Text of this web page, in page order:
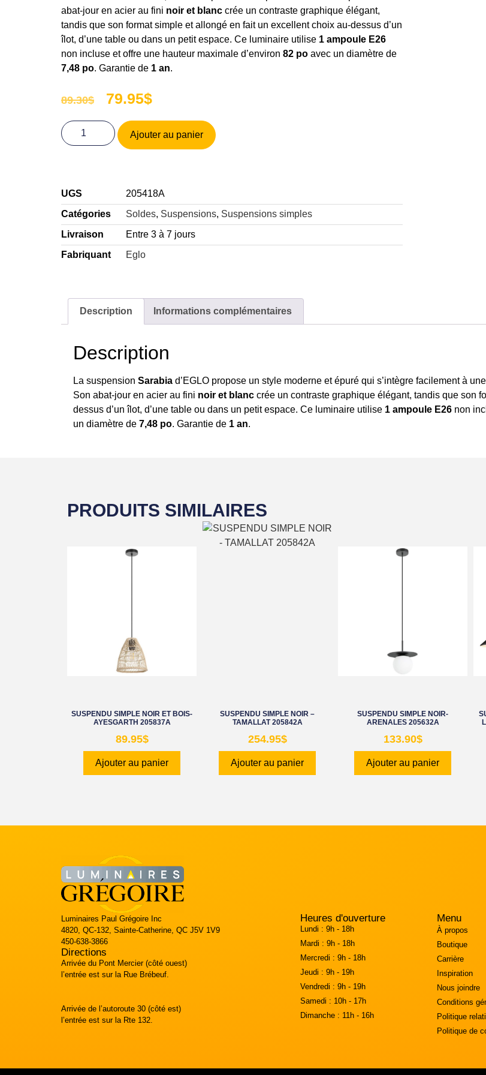
abat-jour en acier au fini noir et blanc crée un contraste graphique élégant,
tandis que son format simple et allongé en fait un excellent choix au-dessus d’un
îlot, d’une table ou dans un petit espace. Ce luminaire utilise 1 ampoule E26
non incluse et offre une hauteur maximale d’environ 82 po avec un diamètre de
7,48 po. Garantie de 1 an.
89.30$ 79.95$
Ajouter au panier
UGS
205418A
Catégories
Soldes, Suspensions, Suspensions simples
Livraison
Entre 3 à 7 jours
Fabriquant
Eglo
Description Informations complémentaires
Description
La suspension Sarabia d’EGLO propose un style moderne et épuré qui s’intègre facilement à
Son abat-jour en acier au fini noir et blanc crée un contraste graphique élégant, tandis que son
dessus d’un îlot, d’une table ou dans un petit espace. Ce luminaire utilise 1 ampoule E26 non
un diamètre de 7,48 po. Garantie de 1 an.
PRODUITS SIMILAIRES
SUSPENDU SIMPLE NOIR ET BOIS-
AYESGARTH 205837A
89.95$
Ajouter au panier
SUSPENDU SIMPLE NOIR –
TAMALLAT 205842A
254.95$
Ajouter au panier
SUSPENDU SIMPLE NOIR-
ARENALES 205632A
133.90$
Ajouter au panier
Luminaires Paul Grégoire Inc
4820, QC-132, Sainte-Catherine, QC J5V 1V9
450-638-3866
Directions
Arrivée du Pont Mercier (côté ouest)
l’entrée est sur la Rue Brébeuf.
Arrivée de l’autoroute 30 (côté est)
l’entrée est sur la Rte 132.
Heures d'ouverture
Lundi : 9h - 18h
Mardi : 9h - 18h
Mercredi : 9h - 18h
Jeudi : 9h - 19h
Vendredi : 9h - 19h
Samedi : 10h - 17h
Dimanche : 11h - 16h
Menu
À propos
Boutique
Carrière
Inspiration
Nous joindre
Conditions
Politique
Politique de